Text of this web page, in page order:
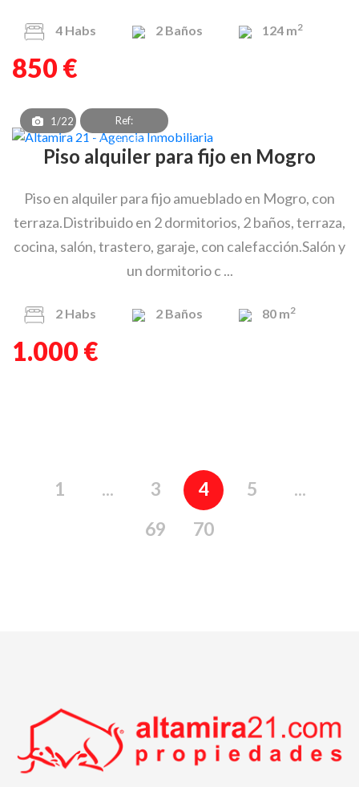
4 Habs 2 Baños 124 m2
850 €
1/22
Ref:
PAF_OEA_8303
Piso alquiler para fijo en Mogro
Piso en alquiler para fijo amueblado en Mogro, con
terraza.Distribuido en 2 dormitorios, 2 baños, terraza,
cocina, salón, trastero, garaje, con calefacción.Salón y
un dormitorio c ...
2 Habs 2 Baños 80 m2
1.000 €
1 ... 3 4 5
...
69
70